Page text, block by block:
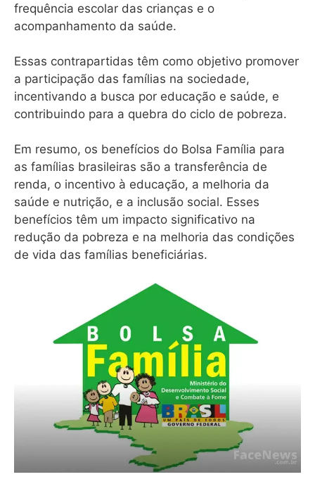
frequência escolar das crianças e o
acompanhamento da saúde.
Essas contrapartidas têm como objetivo promover
a participação das famílias na sociedade,
incentivando a busca por educação e saúde, e
contribuindo para a quebra do ciclo de pobreza.
Em resumo, os benefícios do Bolsa Família para
as famílias brasileiras são a transferência de
renda, o incentivo à educação, a melhoria da
saúde e nutrição, e a inclusão social. Esses
benefícios têm um impacto significativo na
redução da pobreza e na melhoria das condições
de vida das famílias beneficiárias.